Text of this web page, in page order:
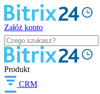
Załóż konto
Produkt
CRM